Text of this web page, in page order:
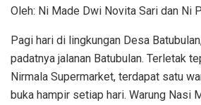
Oleh: Ni Made Dwi Novita Sari dan Ni
Pagi hari di lingkungan Desa
padatnya jalanan Batubulan. Terletak
Nirmala Supermarket, terdapat satu
buka hampir setiap hari. Warung Nasi